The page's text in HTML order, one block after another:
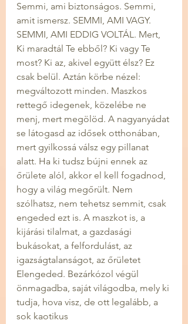
Semmi, ami biztonságos. Semmi,
amit ismersz. SEMMI, AMI VAGY.
SEMMI, AMI EDDIG VOLTÁL. Mert,
Ki maradtál Te ebből? Ki vagy Te
most? Ki az, akivel együtt élsz? Ez
csak belül. Aztán körbe nézel:
megváltozott minden. Maszkos
rettegő idegenek, közelébe ne
menj, mert megölöd. A nagyanyádat
se látogasd az idősek otthonában,
mert gyilkossá válsz egy pillanat
alatt. Ha ki tudsz bújni ennek az
őrülete alól, akkor el kell fogadnod,
hogy a világ megőrült. Nem
szólhatsz, nem tehetsz semmit, csak
engeded ezt is. A maszkot is, a
kijárási tilalmat, a gazdasági
bukásokat, a felfordulást, az
igazságtalanságot, az őrületet
Elengeded. Bezárkózol végül
önmagadba, saját világodba, mely ki
tudja, hova visz, de ott legalább, a
sok kaotikus